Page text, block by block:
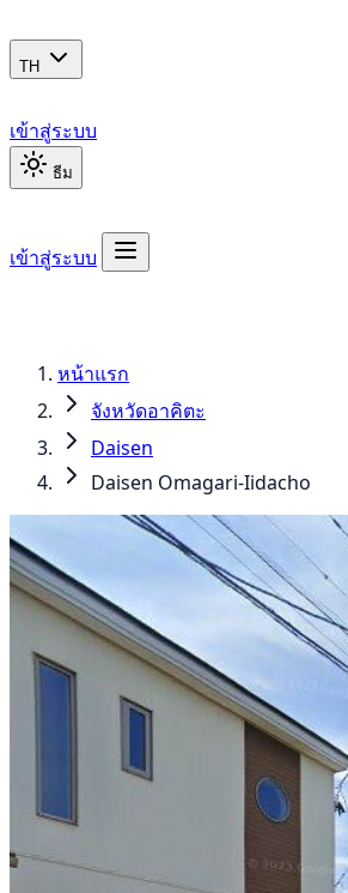
TH
เข้าสู่ระบบ
ธีม
เข้าสู่ระบบ
หน้าแรก
จังหวัดอาคิตะ
Daisen
Daisen Omagari-Iidacho